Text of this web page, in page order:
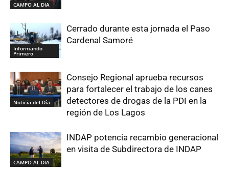
CAMPO AL DIA
Informando
Primero
Cerrado durante esta jornada el Paso
Cardenal Samoré
Noticia del Día
Consejo Regional aprueba recursos
para fortalecer el trabajo de los canes
detectores de drogas de la PDI en la
región de Los Lagos
CAMPO AL DIA
INDAP potencia recambio generacional
en visita de Subdirectora de INDAP